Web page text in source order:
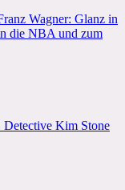
Wagner: Glanz in
die NBA und zum
Detective Kim Stone